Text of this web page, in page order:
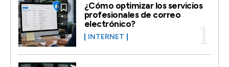
¿Cómo optimizar los servicios
profesionales de correo
electrónico?
INTERNET